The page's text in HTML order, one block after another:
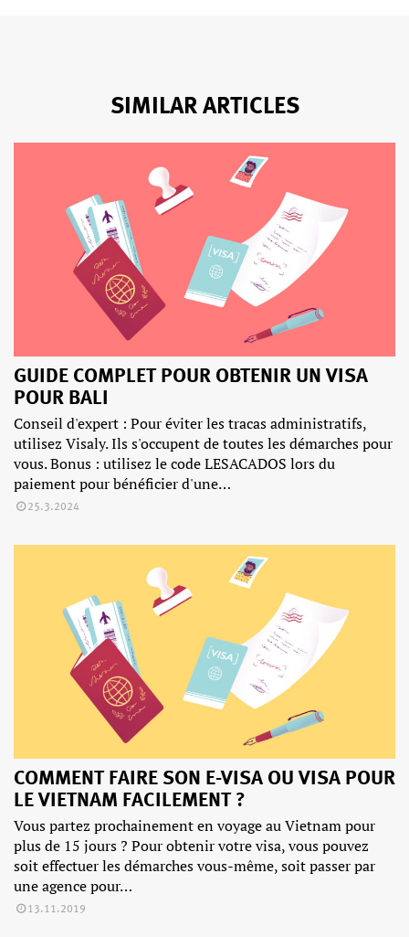
SIMILAR ARTICLES
GUIDE COMPLET POUR OBTENIR UN VISA
POUR BALI
Conseil d'expert : Pour éviter les tracas administratifs,
utilisez Visaly. Ils s'occupent de toutes les démarches pour
vous. Bonus : utilisez le code LESACADOS lors du
paiement pour bénéficier d'une…
25.3.2024
COMMENT FAIRE SON E-VISA OU VISA POUR
LE VIETNAM FACILEMENT ?
Vous partez prochainement en voyage au Vietnam pour
plus de 15 jours ? Pour obtenir votre visa, vous pouvez
soit effectuer les démarches vous-même, soit passer par
une agence pour…
13.11.2019